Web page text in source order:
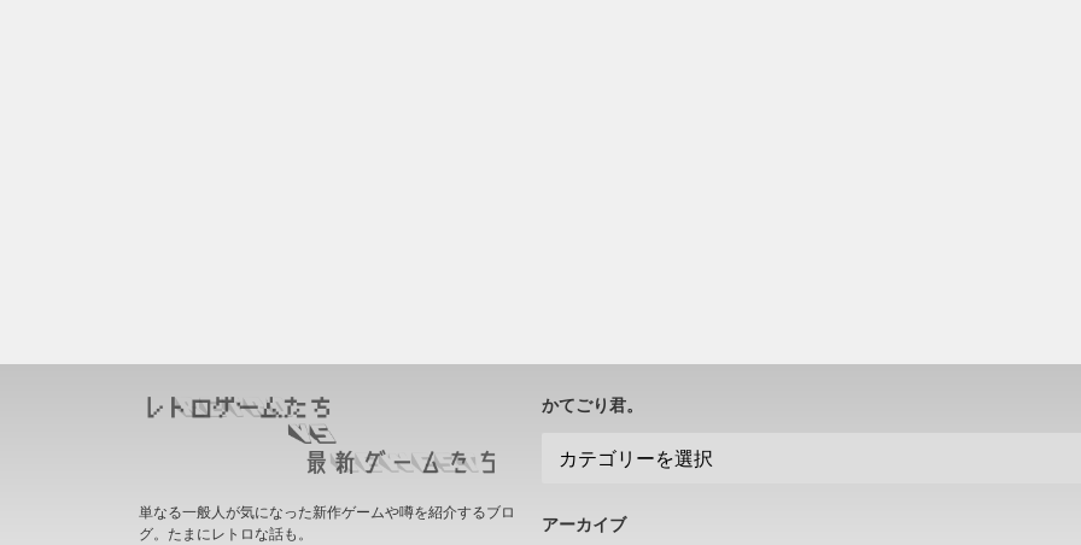
かてごり君。
アーカイブ
単なる一般人が気になった新作ゲームや噂を紹介するブロ
グ。たまにレトロな話も。